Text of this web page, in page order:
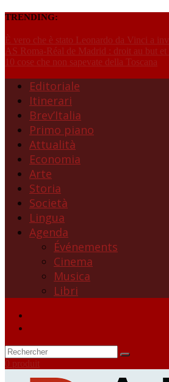
TRENDING:
È vero che è stato Leonardo da Vinci a
AS Roma-Réal de Madrid : droit au but et
10 cose che non sapevate della Toscana
Editoriale
Itinerari
Brev’Italia
Primo piano
Attualità
Economia
Arte
Storia
Società
Lingua
Agenda
Événements
Cinema
Musica
Libri
0 produit